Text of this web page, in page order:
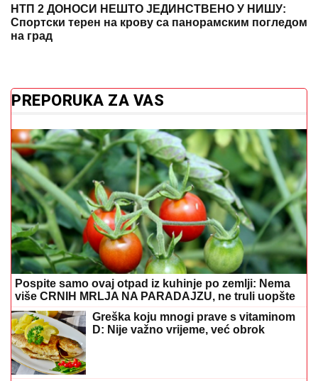
НТП 2 ДОНОСИ НЕШТО ЈЕДИНСТВЕНО У НИШУ:
Спортски терен на крову са панорамским погледом
на град
PREPORUKA ZA VAS
Pospite samo ovaj otpad iz kuhinje po zemlji: Nema
više CRNIH MRLJA NA PARADAJZU, ne truli uopšte
Greška koju mnogi prave s vitaminom
D: Nije važno vrijeme, već obrok